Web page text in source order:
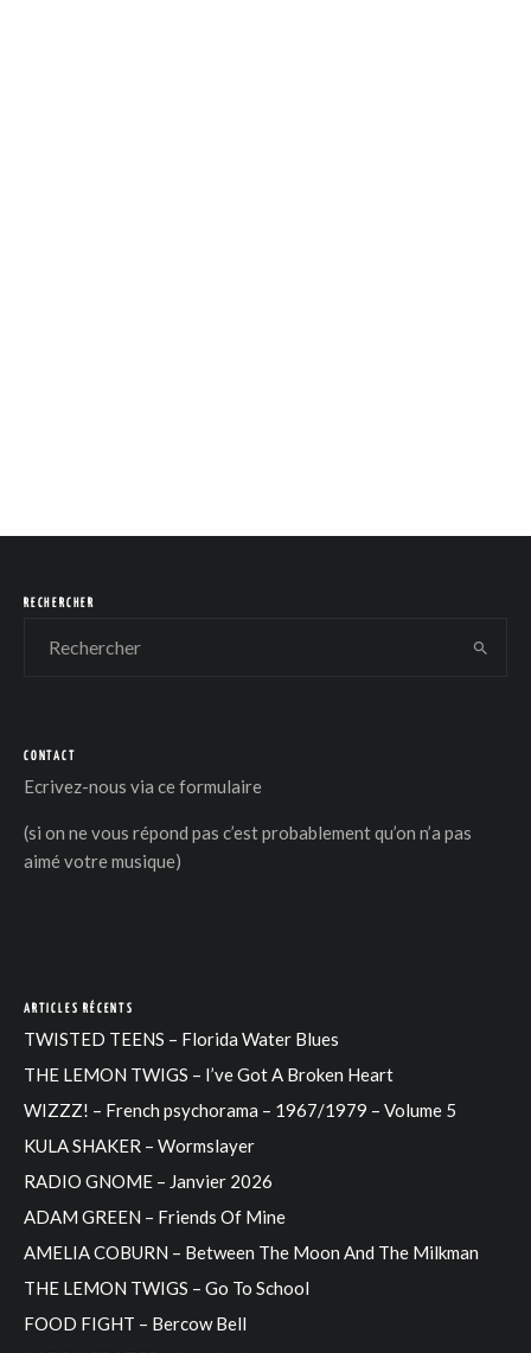
RECHERCHER
CONTACT
Ecrivez-nous via ce formulaire
(si on ne vous répond pas c’est probablement qu’on n’a pas
aimé votre musique)
ARTICLES RÉCENTS
TWISTED TEENS – Florida Water Blues
THE LEMON TWIGS – I’ve Got A Broken Heart
WIZZZ! – French psychorama – 1967/1979 – Volume 5
KULA SHAKER – Wormslayer
RADIO GNOME – Janvier 2026
ADAM GREEN – Friends Of Mine
AMELIA COBURN – Between The Moon And The Milkman
THE LEMON TWIGS – Go To School
FOOD FIGHT – Bercow Bell